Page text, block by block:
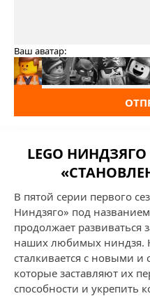
Ваш аватар:
LEGO
В пятой серии первого
Ниндзяго» под
продолжает развиваться
наших любимых ниндзя.
сталкивается с новыми
которые заставляют их
способности и укрепить